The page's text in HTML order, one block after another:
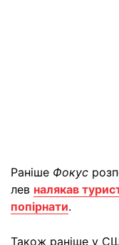
Раніше Фокус
лев налякав
попірнати.
Також раніше у